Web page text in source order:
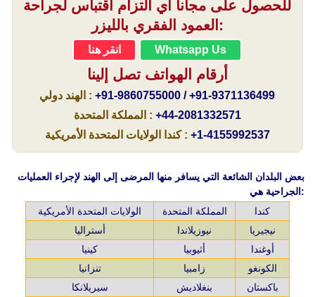
للحصول على مجانا أي التزام اقتباس لجراحة
العمود الفقري بالليزر:
انقر هنا Whatsapp Us
أرقام الهواتف تصل إلينا
الهند دولي : +91-9860755000 / +91-9371136499
المملكة المتحدة : +44-2081332571
كندا الولايات المتحدة الأمريكية: +1-4155992537
بعض البلدان الشائعة التي يسافر منها المرضى إلى الهند لإجراء العمليات
الجراحية هي:
الولايات المتحدة الأمريكية
المملكة المتحدة
كندا
أستراليا
نيوزيلاندا
نيجيريا
كينيا
أثيوبيا
أوغندا
تنزانيا
زامبيا
الكونغو
سيريلانكا
بنغلاديش
باكستان